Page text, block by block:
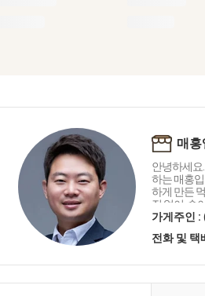
매
안녕하세요
하는 매홍
하게 만든
짓 없이, 속
으로 만들
음, 오늘도
가게주인 :
전화 및 택